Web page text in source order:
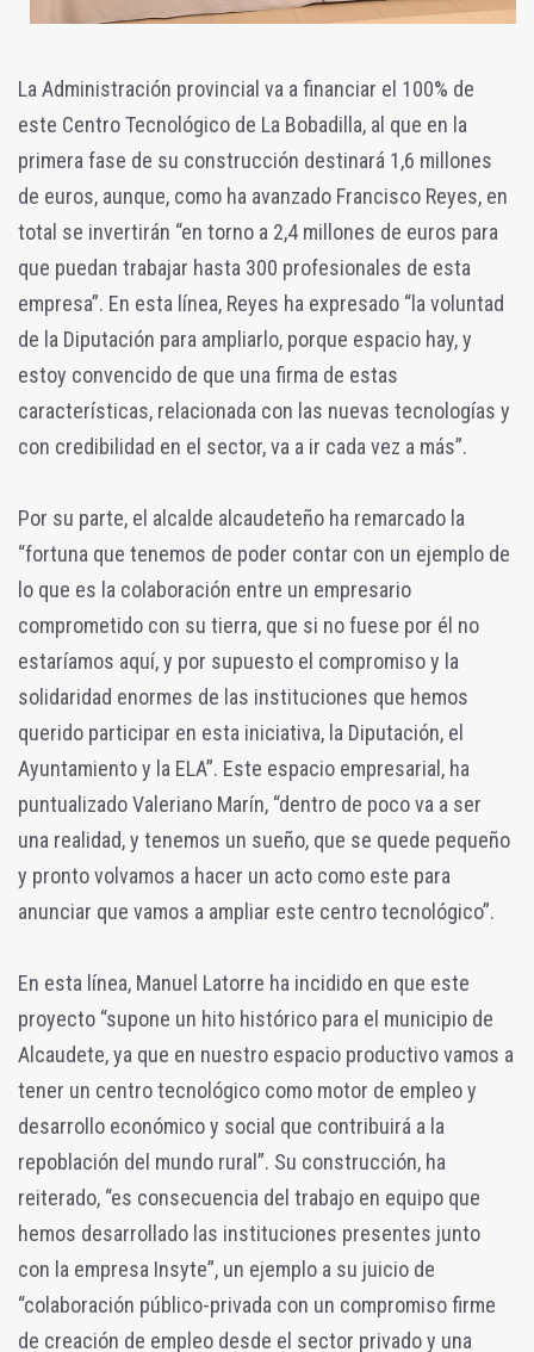
La Administración provincial va a financiar el 100% de
este Centro Tecnológico de La Bobadilla, al que en la
primera fase de su construcción destinará 1,6 millones
de euros, aunque, como ha avanzado Francisco Reyes, en
total se invertirán “en torno a 2,4 millones de euros para
que puedan trabajar hasta 300 profesionales de esta
empresa”. En esta línea, Reyes ha expresado “la voluntad
de la Diputación para ampliarlo, porque espacio hay, y
estoy convencido de que una firma de estas
características, relacionada con las nuevas tecnologías y
con credibilidad en el sector, va a ir cada vez a más”.
Por su parte, el alcalde alcaudeteño ha remarcado la
“fortuna que tenemos de poder contar con un ejemplo de
lo que es la colaboración entre un empresario
comprometido con su tierra, que si no fuese por él no
estaríamos aquí, y por supuesto el compromiso y la
solidaridad enormes de las instituciones que hemos
querido participar en esta iniciativa, la Diputación, el
Ayuntamiento y la ELA”. Este espacio empresarial, ha
puntualizado Valeriano Marín, “dentro de poco va a ser
una realidad, y tenemos un sueño, que se quede pequeño
y pronto volvamos a hacer un acto como este para
anunciar que vamos a ampliar este centro tecnológico”.
En esta línea, Manuel Latorre ha incidido en que este
proyecto “supone un hito histórico para el municipio de
Alcaudete, ya que en nuestro espacio productivo vamos a
tener un centro tecnológico como motor de empleo y
desarrollo económico y social que contribuirá a la
repoblación del mundo rural”. Su construcción, ha
reiterado, “es consecuencia del trabajo en equipo que
hemos desarrollado las instituciones presentes junto
con la empresa Insyte”, un ejemplo a su juicio de
“colaboración público-privada con un compromiso firme
de creación de empleo desde el sector privado y una